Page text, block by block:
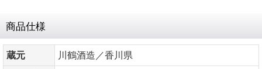
商品仕様
蔵元
川鶴酒造／香川県